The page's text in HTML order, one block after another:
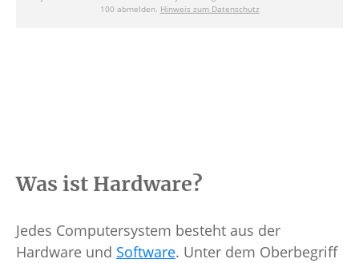
Was ist Hardware?
Jedes Computersystem besteht aus der
Hardware und Software. Unter dem Oberbegriff